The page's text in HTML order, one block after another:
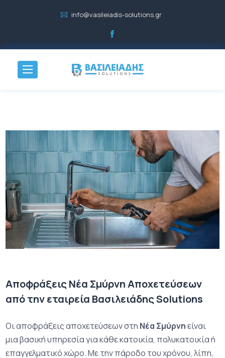
info@vasileiadis-solutions.gr
Αποφράξεις Νέα Σμύρνη Αποχετεύσεων
από την εταιρεία Βασιλειάδης Solutions
Οι αποφράξεις αποχετεύσεων στη Νέα Σμύρνηείναι
μια βασική υπηρεσία για κάθε κατοικία, πολυκατοικία ή
επαγγελματικό χώρο. Με την πάροδο του χρόνου, λίπη,